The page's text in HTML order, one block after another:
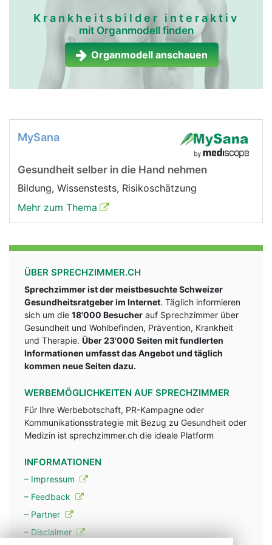
Krankheitsbilder interaktiv
mit Organmodell finden
Organmodell anschauen
MySana
Gesundheit selber in die Hand nehmen
Bildung, Wissenstests, Risikoschätzung
Mehr zum Thema
ÜBER SPRECHZIMMER.CH
Sprechzimmer ist der meistbesuchte Schweizer
Gesundheitsratgeber im Internet. Täglich informieren
sich um die 18'000 Besucher auf Sprechzimmer über
Gesundheit und Wohlbefinden, Prävention, Krankheit
und Therapie. Über 23'000 Seiten mit fundlerten
Informationen umfasst das Angebot und täglich
kommen neue Seiten dazu.
WERBEMÖGLICHKEITEN AUF SPRECHZIMMER
Für Ihre Werbebotschaft, PR-Kampagne oder
Kommunikationsstrategie mit Bezug zu Gesundheit oder
Medizin ist sprechzimmer.ch die ideale Platform
INFORMATIONEN
– Impressum
– Feedback
– Partner
– Disclaimer